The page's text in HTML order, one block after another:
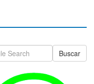
Buscar